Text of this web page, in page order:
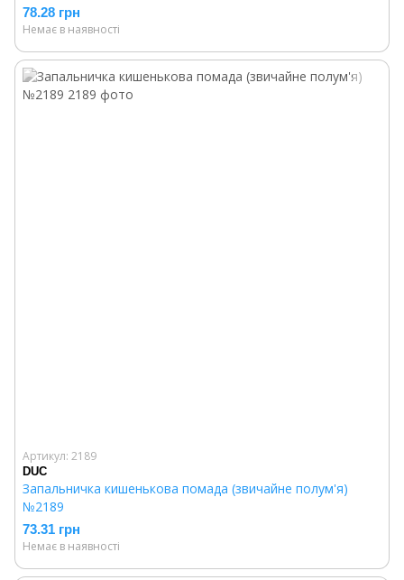
78.28 грн
Немає в наявності
Артикул: 2189
DUC
Запальничка кишенькова помада (звичайне полум'я)
№2189
73.31 грн
Немає в наявності